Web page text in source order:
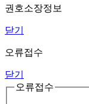
권호소장정보
닫기
오류접수
닫기
오류접수